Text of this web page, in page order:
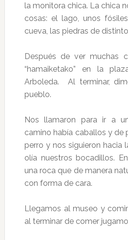
la monitora chica. La chica
cosas: el lago, unos
cueva, las piedras de
Después de ver muchas
“hamaiketako” en la
Arboleda. Al terminar,
pueblo.
Nos llamaron para ir a
camino había caballos y de
perro y nos siguieron hacia
olía nuestros bocadillos.
una roca que de manera
con forma de cara.
Llegamos al museo y
al terminar de comer